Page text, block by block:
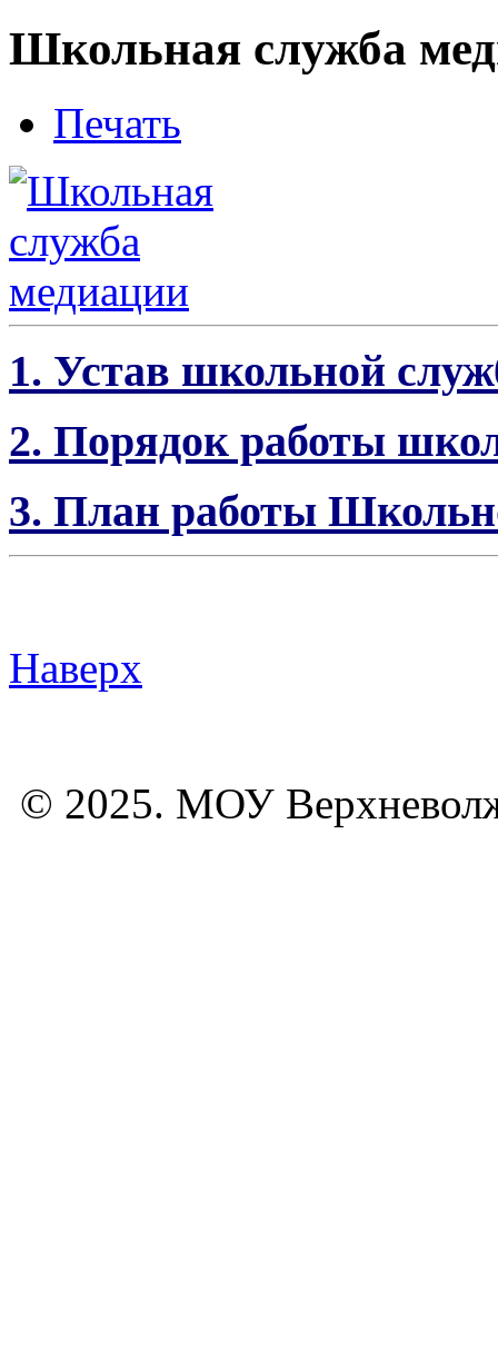
Школьная служба
Печать
1. Устав школьной
2. Порядок работы
3. План работы
Наверх
© 2025. МОУ